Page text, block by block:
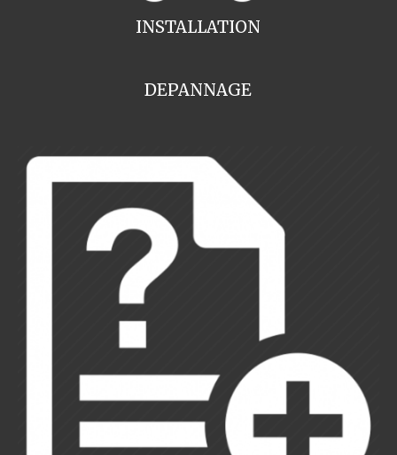
INSTALLATION
DEPANNAGE